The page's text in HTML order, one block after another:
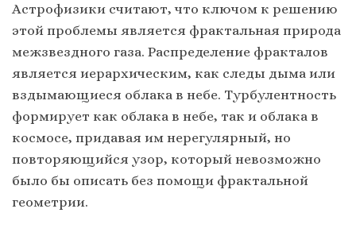
Астрофизики считают, что ключом к решению
этой проблемы является фрактальная природа
межзвездного газа. Распределение фракталов
является иерархическим, как следы дыма или
вздымающиеся облака в небе. Турбулентность
формирует как облака в небе, так и облака в
космосе, придавая им нерегулярный, но
повторяющийся узор, который невозможно
было бы описать без помощи фрактальной
геометрии.